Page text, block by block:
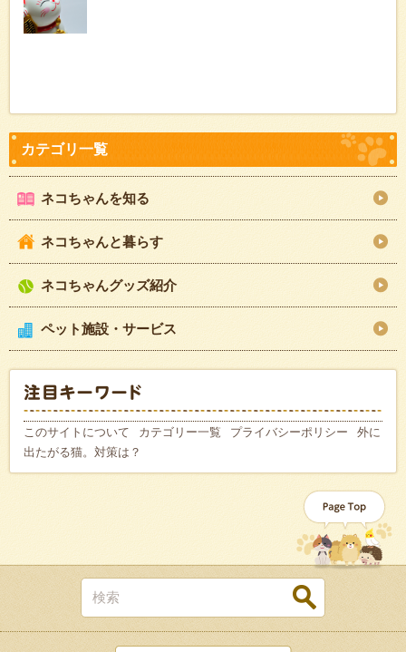
ネコちゃんを知る
ネコちゃんと暮らす
ネコちゃんグッズ紹介
ペット施設・サービス
このサイトについて カテゴリー一覧 プライバシーポリシー
外に
出たがる猫。対策は？